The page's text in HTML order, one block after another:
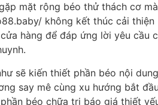
mặt rộng béo thử thách cơ
không kết thúc cải thiện
hàng để đáp ứng lời yêu cầu
sẽ kiến thiết phần béo nội
say mê cùng xu hướng bắt
béo chữa trị báo giá thiết